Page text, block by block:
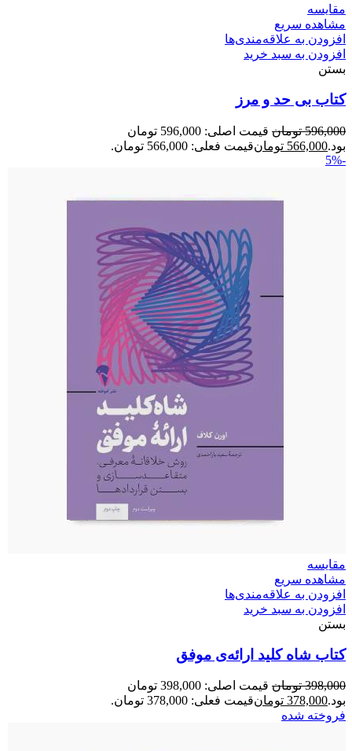
مقایسه
مشاهده سریع
افزودن به علاقه‌مندی‌ها
افزودن به سبد خرید
بستن
کتاب بی حد و مرز
596,000 تومان
قیمت اصلی: 596,000 تومان
بود.566,000 تومانقیمت فعلی: 566,000 تومان.
-5%
مقایسه
مشاهده سریع
افزودن به علاقه‌مندی‌ها
افزودن به سبد خرید
بستن
کتاب شاه کلید ارائه‌ی موفق
398,000 تومان
قیمت اصلی: 398,000 تومان
بود.378,000 تومانقیمت فعلی: 378,000 تومان.
فروخته شده